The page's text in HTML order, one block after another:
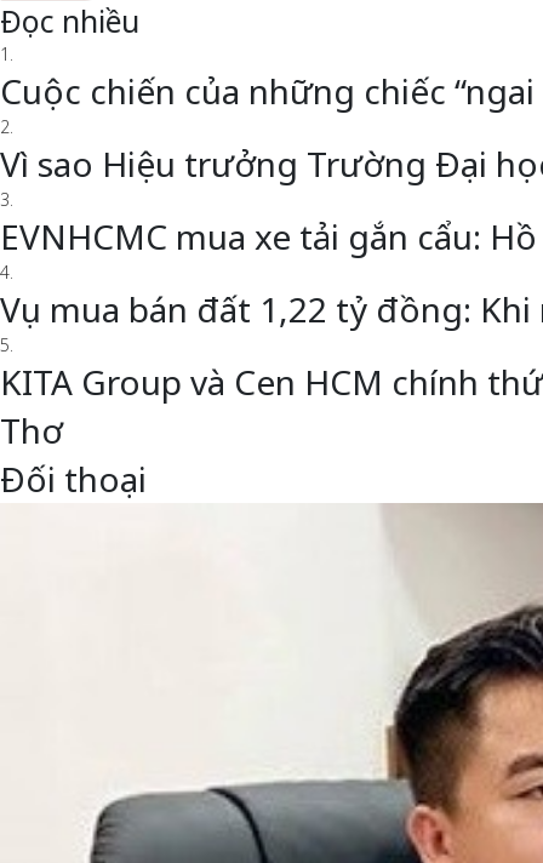
Đọc nhiều
1.
Cuộc chiến của những chiếc
2.
Vì sao Hiệu trưởng Trường Đại
3.
EVNHCMC mua xe tải gắn cẩu:
4.
Vụ mua bán đất 1,22 tỷ đồng:
5.
KITA Group và Cen HCM chính
Thơ
Đối thoại